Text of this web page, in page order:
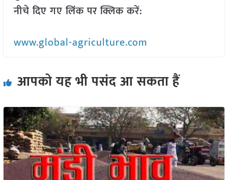
नीचे दिए गए लिंक पर क्लिक करें:
www.global-agriculture.com
आपको यह भी पसंद आ सकता हैं